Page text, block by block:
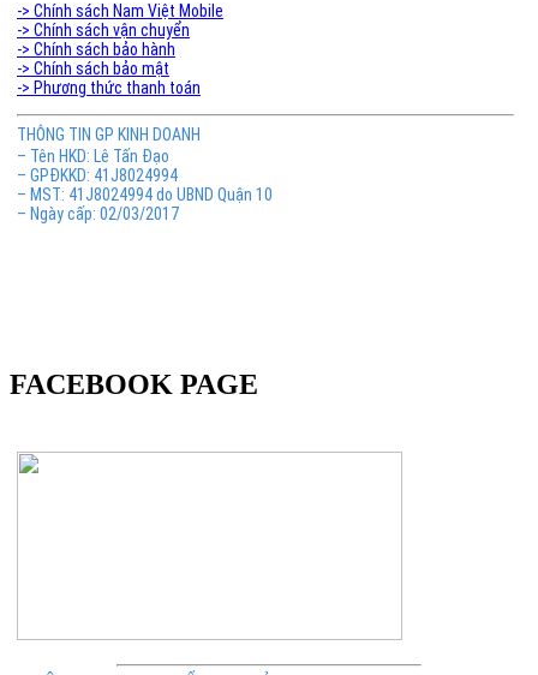
-> Chính sách Nam Việt Mobile
-> Chính sách vận chuyển
-> Chính sách bảo hành
-> Chính sách bảo mật
-> Phương thức thanh toán
THÔNG TIN GP KINH DOANH
– Tên HKD: Lê Tấn Đạo
– GPĐKKD: 41J8024994
– MST: 41J8024994 do UBND Quận 10
– Ngày cấp: 02/03/2017
FACEBOOK PAGE